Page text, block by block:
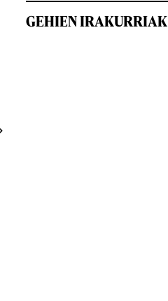
GEHIEN IRAKURRIAK